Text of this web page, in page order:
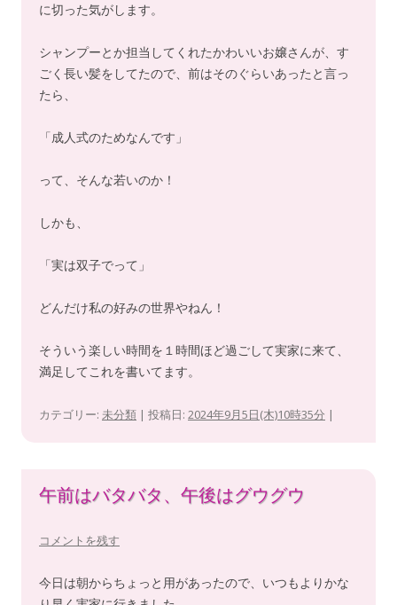
に切った気がします。
シャンプーとか担当してくれたかわいいお嬢さんが、す
ごく長い髪をしてたので、前はそのぐらいあったと言っ
たら、
「成人式のためなんです」
って、そんな若いのか！
しかも、
「実は双子でって」
どんだけ私の好みの世界やねん！
そういう楽しい時間を１時間ほど過ごして実家に来て、
満足してこれを書いてます。
カテゴリー: 未分類 | 投稿日: 2024年9月5日(木)10時35分 |
午前はバタバタ、午後はグウグウ
コメントを残す
今日は朝からちょっと用があったので、いつもよりかな